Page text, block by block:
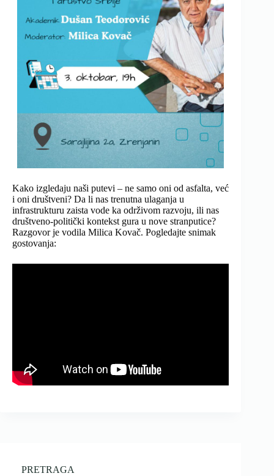
Kako izgledaju naši putevi – ne samo oni od asfalta, već
i oni društveni? Da li nas trenutna ulaganja u
infrastrukturu zaista vode ka održivom razvoju, ili nas
društveno-politički kontekst gura u nove stranputice?
Razgovor je vodila Milica Kovač. Pogledajte snimak
gostovanja:
PRETRAGA